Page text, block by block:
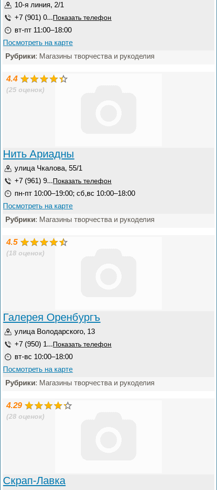
10-я линия, 2/1
+7 (901) 0... Показать телефон
вт-пт 11:00–18:00
Посмотреть на карте
Рубрики: Магазины творчества и рукоделия
4.4
(25 оценок)
Нить Ариадны
улица Чкалова, 55/1
+7 (961) 9... Показать телефон
пн-пт 10:00–19:00; сб,вс 10:00–18:00
Посмотреть на карте
Рубрики: Магазины творчества и рукоделия
4.5
(18 оценок)
Галерея Оренбургъ
улица Володарского, 13
+7 (950) 1... Показать телефон
вт-вс 10:00–18:00
Посмотреть на карте
Рубрики: Магазины творчества и рукоделия
4.29
(28 оценок)
Скрап-Лавка